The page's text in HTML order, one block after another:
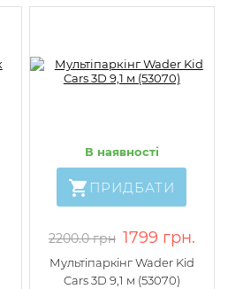
В наявності
ПРИДБАТИ
2200.0 грн 1799 грн.
Мультіпаркінг Wader Kid
Cars 3D 9,1 м (53070)